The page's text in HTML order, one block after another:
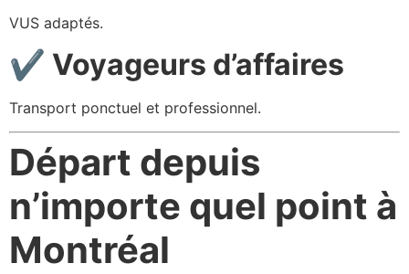
VUS adaptés.
✔ Voyageurs d’affaires
Transport ponctuel et professionnel.
Départ depuis
n’importe quel point à
Montréal